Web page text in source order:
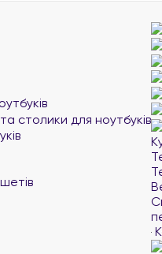
столики для ноутбуків